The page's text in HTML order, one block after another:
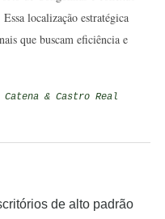
localização estratégica
que buscam eficiência e
& Castro Real
de alto padrão